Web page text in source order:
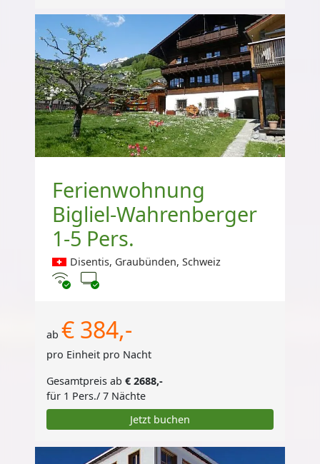
Ferienwohnung
Bigliel-Wahrenberger
1-5 Pers.
Disentis, Graubünden, Schweiz
Internet
TV
ab € 384,-
pro Einheit pro Nacht
Gesamtpreis ab € 2688,-
für 1 Pers./ 7 Nächte
Jetzt buchen